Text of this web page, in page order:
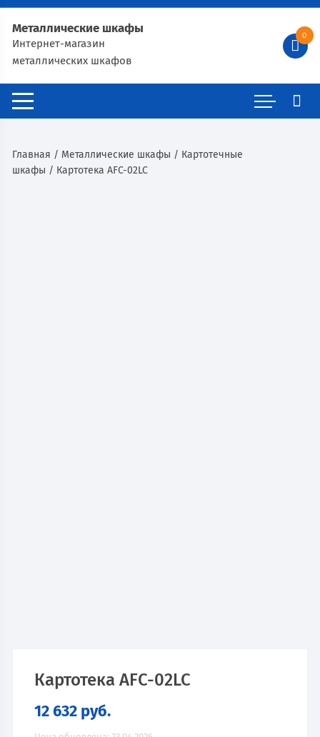
Металлические шкафы
Интернет-магазин
металлических шкафов
0
Главная / Металлические шкафы / Картотечные
шкафы / Картотека AFC-02LC
Картотека AFC-02LC
12 632 руб.